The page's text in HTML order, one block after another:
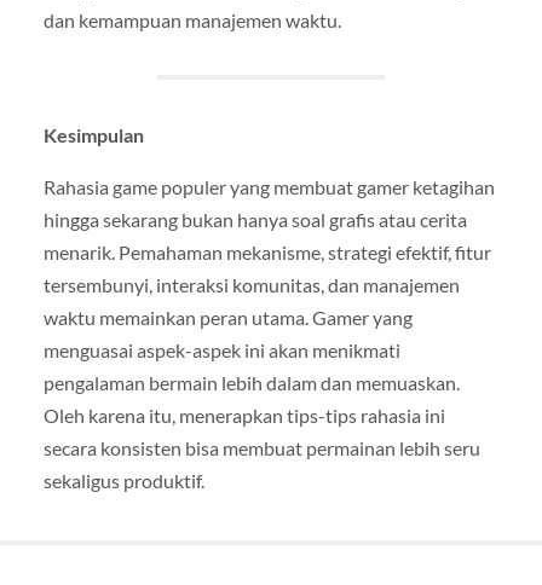
dan kemampuan manajemen waktu.
Kesimpulan
Rahasia game populer yang membuat gamer ketagihan
hingga sekarang bukan hanya soal grafis atau cerita
menarik. Pemahaman mekanisme, strategi efektif, fitur
tersembunyi, interaksi komunitas, dan manajemen
waktu memainkan peran utama. Gamer yang
menguasai aspek-aspek ini akan menikmati
pengalaman bermain lebih dalam dan memuaskan.
Oleh karena itu, menerapkan tips-tips rahasia ini
secara konsisten bisa membuat permainan lebih seru
sekaligus produktif.